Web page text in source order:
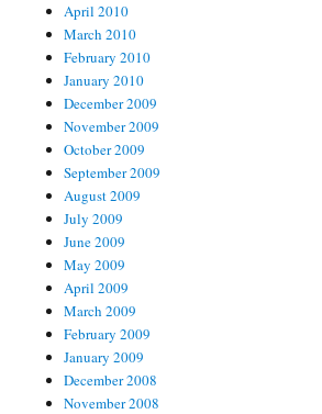
April 2010
March 2010
February 2010
January 2010
December 2009
November 2009
October 2009
September 2009
August 2009
July 2009
June 2009
May 2009
April 2009
March 2009
February 2009
January 2009
December 2008
November 2008